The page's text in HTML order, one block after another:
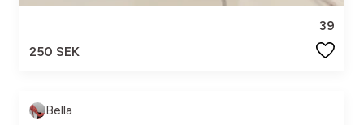
39
250 SEK
Bella